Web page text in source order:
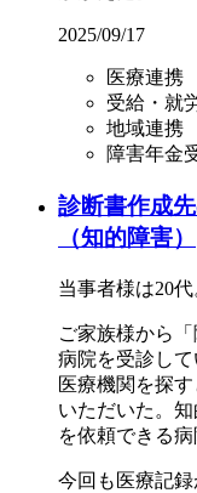
2025/09/17
医療連携
受給・就
地域連携
障害年金
診断書作成
（知的障害）
当事者様は20代
ご家族様から
病院を受診し
医療機関を探
いただいた。
を依頼できる
今回も医療記